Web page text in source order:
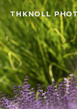
Skip
to
content
THKNOLL